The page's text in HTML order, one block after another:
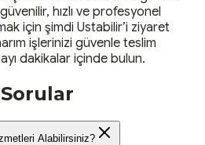
hızlı ve profesyonel
için şimdi Ustabilir’i ziyaret
işlerinizi güvenle teslim
dakikalar içinde bulun.
Alabilirsiniz?